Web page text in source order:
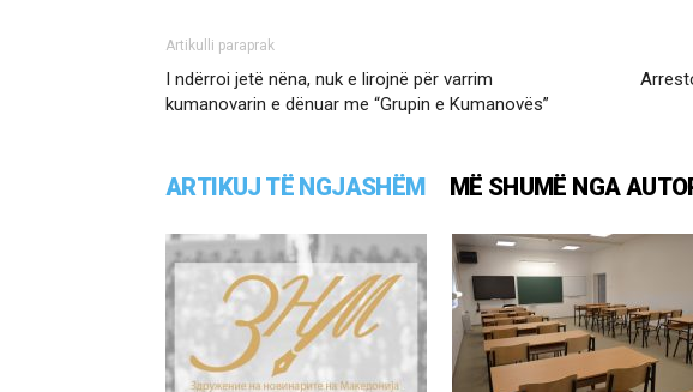
Artikulli paraprak
I ndërroi jetë nëna, nuk e lirojnë për varrim
kumanovarin e dënuar me “Grupin e Kumanovës”
ARTIKUJ TË NGJASHËM MË SHUMË NGA